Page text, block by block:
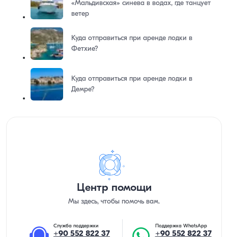
«Мальдивская» синева в водах, где танцует
ветер
Куда отправиться при аренде лодки в
Фетхие?
Куда отправиться при аренде лодки в
Демре?
Центр помощи
Мы здесь, чтобы помочь вам.
Служба поддержки
+90 552 822 37
Поддержка WhatsApp
+90 552 822 37